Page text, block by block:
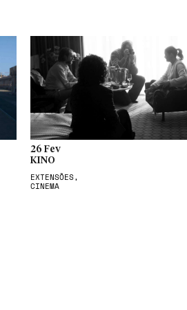
26 Fev
KINO
EXTENSÕES,
CINEMA